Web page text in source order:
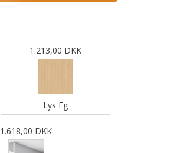
1.213,00 DKK
Lys Eg
1.618,00 DKK